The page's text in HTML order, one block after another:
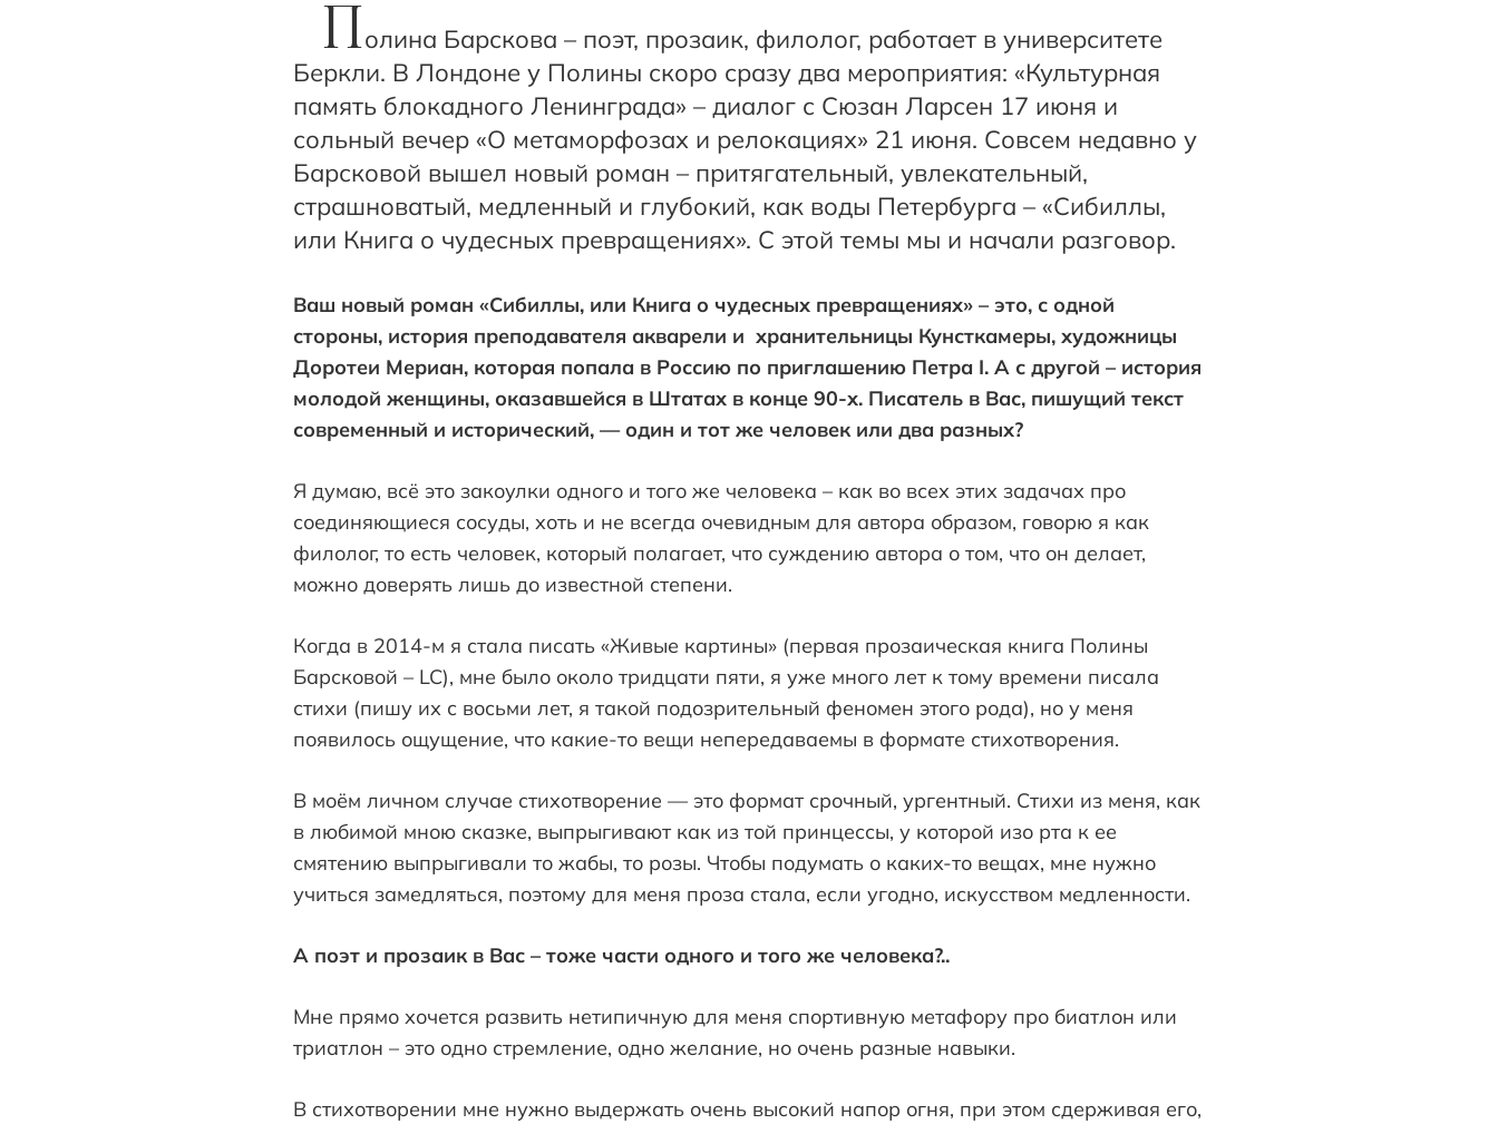
Полина Барскова – поэт, прозаик, филолог, работает в университете
Беркли. В Лондоне у Полины скоро сразу два мероприятия: «Культурная
память блокадного Ленинграда» – диалог с Сюзан Ларсен 17 июня и
сольный вечер «О метаморфозах и релокациях» 21 июня. Совсем недавно у
Барсковой вышел новый роман – притягательный, увлекательный,
страшноватый, медленный и глубокий, как воды Петербурга – «Сибиллы,
или Книга о чудесных превращениях». С этой темы мы и начали разговор.
Ваш новый роман «Сибиллы, или Книга о чудесных превращениях» – это, с одной
стороны, история преподавателя акварели и хранительницы Кунсткамеры, художницы
Доротеи Мериан, которая попала в Россию по приглашению Петра I. А с другой – история
молодой женщины, оказавшейся в Штатах в конце 90-х. Писатель в Вас, пишущий текст
современный и исторический, — один и тот же человек или два разных?
Я думаю, всё это закоулки одного и того же человека – как во всех этих задачах про
соединяющиеся сосуды, хоть и не всегда очевидным для автора образом, говорю я как
филолог, то есть человек, который полагает, что суждению автора о том, что он делает,
можно доверять лишь до известной степени.
Когда в 2014-м я стала писать «Живые картины» (первая прозаическая книга Полины
Барсковой – LC), мне было около тридцати пяти, я уже много лет к тому времени писала
стихи (пишу их с восьми лет, я такой подозрительный феномен этого рода), но у меня
появилось ощущение, что какие-то вещи непередаваемы в формате стихотворения.
В моём личном случае стихотворение — это формат срочный, ургентный. Стихи из меня, как
в любимой мною сказке, выпрыгивают как из той принцессы, у которой изо рта к ее
смятению выпрыгивали то жабы, то розы. Чтобы подумать о каких-то вещах, мне нужно
учиться замедляться, поэтому для меня проза стала, если угодно, искусством медленности.
А поэт и прозаик в Вас – тоже части одного и того же человека?..
Мне прямо хочется развить нетипичную для меня спортивную метафору про биатлон или
триатлон – это одно стремление, одно желание, но очень разные навыки.
В стихотворении мне нужно выдержать очень высокий напор огня, при этом сдерживая его,